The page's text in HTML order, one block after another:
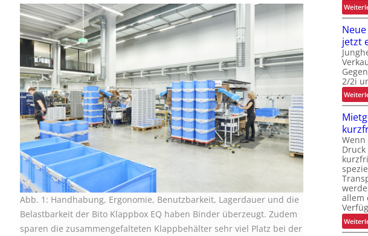
Abb. 1: Handhabung, Ergonomie, Benutzbarkeit, Lagerdauer und die
Belastbarkeit der Bito Klappbox EQ haben Binder überzeugt. Zudem
sparen die zusammengefalteten Klappbehälter sehr viel Platz bei der
r
a
i
s
t
s
t
s
jetzt
2/2i
allem